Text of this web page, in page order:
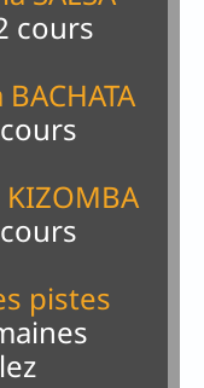
cours
pistes